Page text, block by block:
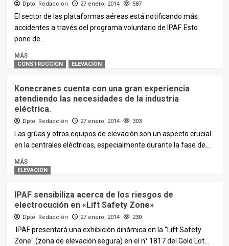
Dpto. Redacción 27 enero, 2014 587
El sector de las plataformas aéreas está notificando más
accidentes a través del programa voluntario de IPAF. Esto
pone de...
MÁS
CONSTRUCCIÓN ELEVACIÓN
Konecranes cuenta con una gran experiencia
atendiendo las necesidades de la industria
eléctrica.
Dpto. Redacción 27 enero, 2014 303
Las grúas y otros equipos de elevación son un aspecto crucial
en la centrales eléctricas, especialmente durante la fase de...
MÁS
ELEVACIÓN
IPAF sensibiliza acerca de los riesgos de
electrocución en «Lift Safety Zone»
Dpto. Redacción 27 enero, 2014 230
IPAF presentará una exhibición dinámica en la "Lift Safety
Zone" (zona de elevación segura) en el n° 1817 del Gold Lot...